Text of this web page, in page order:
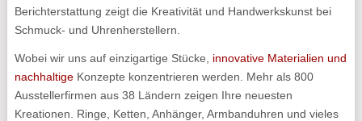
Berichterstattung zeigt die Kreativität und Handwerkskunst bei
Schmuck- und Uhrenherstellern.
Wobei wir uns auf einzigartige Stücke, innovative Materialien und
nachhaltigeKonzepte konzentrieren werden. Mehr als 800
Ausstellerfirmen aus 38 Ländern zeigen Ihre neuesten
Kreationen. Ringe, Ketten, Anhänger, Armbanduhren und vieles